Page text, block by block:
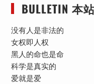
BULLETIN 本
没有人是非法的
女权即人权
黑人的命也是命
科学是真实的
爱就是爱